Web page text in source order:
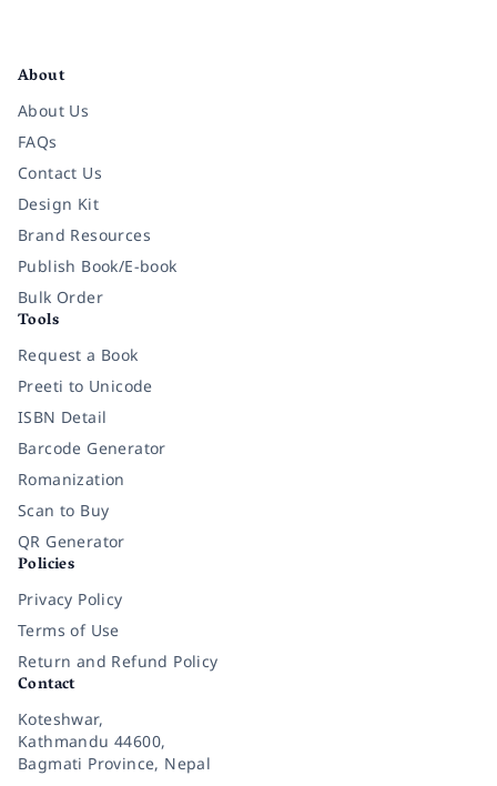
About
About Us
FAQs
Contact Us
Design Kit
Brand Resources
Publish Book/E-book
Bulk Order
Tools
Request a Book
Preeti to Unicode
ISBN Detail
Barcode Generator
Romanization
Scan to Buy
QR Generator
Policies
Privacy Policy
Terms of Use
Return and Refund Policy
Contact
Koteshwar,
Kathmandu 44600,
Bagmati Province, Nepal